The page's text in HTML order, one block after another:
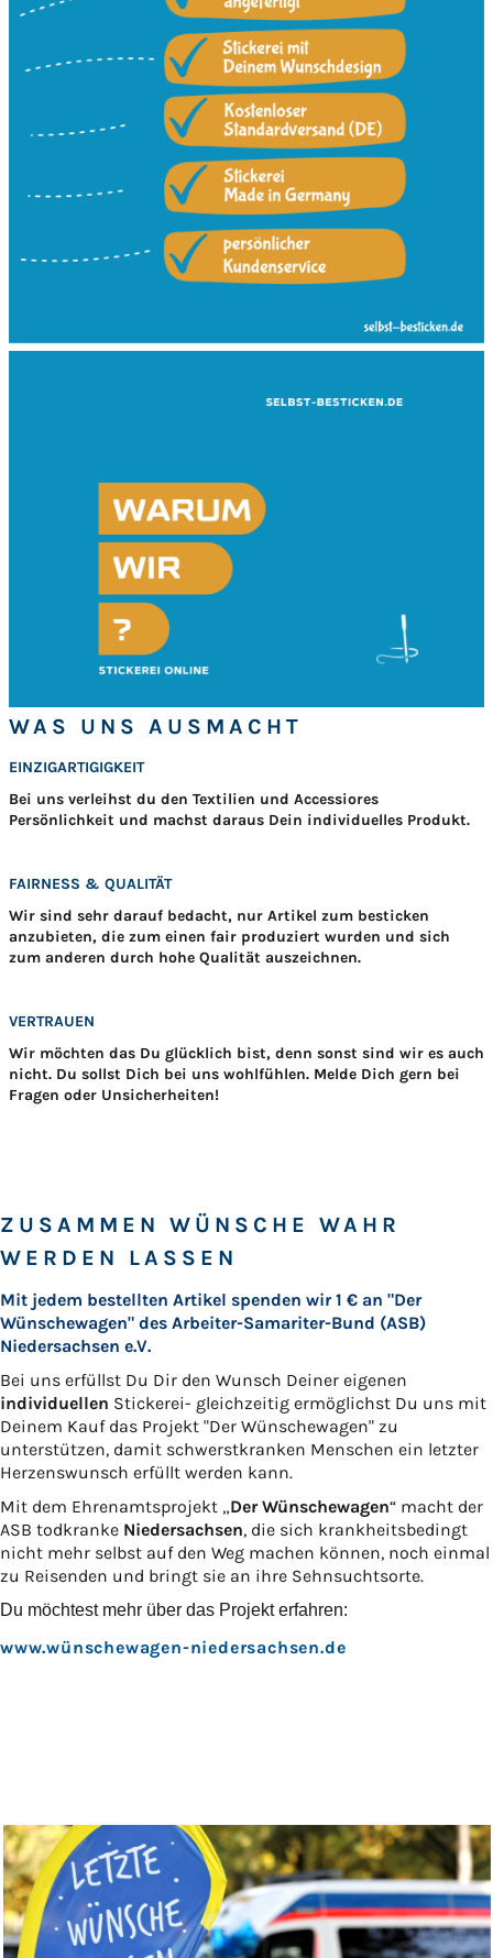
WAS UNS AUSMACHT
EINZIGARTIGIGKEIT
Bei uns verleihst du den Textilien und Accessiores
Persönlichkeit und machst daraus Dein individuelles Produkt.
FAIRNESS & QUALITÄT
Wir sind sehr darauf bedacht, nur Artikel zum besticken
anzubieten, die zum einen fair produziert wurden und sich
zum anderen durch hohe Qualität auszeichnen.
VERTRAUEN
Wir möchten das Du glücklich bist, denn sonst sind wir es auch
nicht. Du sollst Dich bei uns wohlfühlen. Melde Dich gern bei
Fragen oder Unsicherheiten!
ZUSAMMEN WÜNSCHE WAHR
WERDEN LASSEN
Mit jedem bestellten Artikel spenden wir 1 € an "Der
Wünschewagen" des Arbeiter-Samariter-Bund (ASB)
Niedersachsen e.V.
Bei uns erfüllst Du Dir den Wunsch Deiner eigenen
individuellen Stickerei- gleichzeitig ermöglichst Du uns mit
Deinem Kauf das Projekt "Der Wünschewagen" zu
unterstützen, damit schwerstkranken Menschen ein letzter
Herzenswunsch erfüllt werden kann.
Mit dem Ehrenamtsprojekt „Der Wünschewagen“ macht der
ASB todkranke Niedersachsen, die sich krankheitsbedingt
nicht mehr selbst auf den Weg machen können, noch einmal
zu Reisenden und bringt sie an ihre Sehnsuchtsorte.
Du möchtest mehr über das Projekt erfahren:
www.wünschewagen-niedersachsen.de